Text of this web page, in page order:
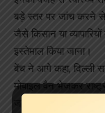
बड़े स्तर पर जांच करने से
जैसे किसान या
इस्तेमाल किया जाना।
बेंच ने आगे कहा, दिल्ली
मोबाइल वैन भेजकर
जांच करवा सकती है।